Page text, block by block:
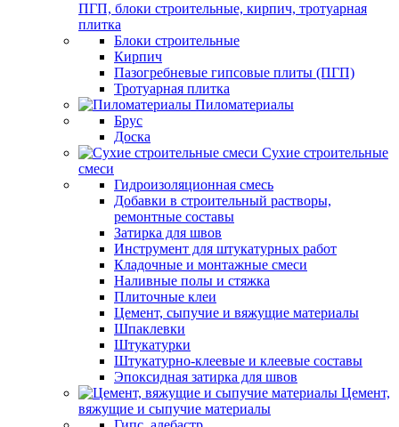
ПГП, блоки строительные, кирпич, тротуарная
плитка
Блоки строительные
Кирпич
Пазогребневые гипсовые плиты (ПГП)
Тротуарная плитка
Пиломатериалы
Брус
Доска
Сухие строительные
смеси
Гидроизоляционная смесь
Добавки в строительный растворы,
ремонтные составы
Затирка для швов
Инструмент для штукатурных работ
Кладочные и монтажные смеси
Наливные полы и стяжка
Плиточные клеи
Цемент, сыпучие и вяжущие материалы
Шпаклевки
Штукатурки
Штукатурно-клеевые и клеевые составы
Эпоксидная затирка для швов
Цемент,
вяжущие и сыпучие материалы